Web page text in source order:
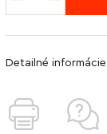
Detailné informácie